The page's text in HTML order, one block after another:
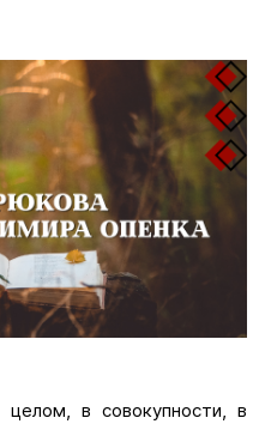
в совокупности, в